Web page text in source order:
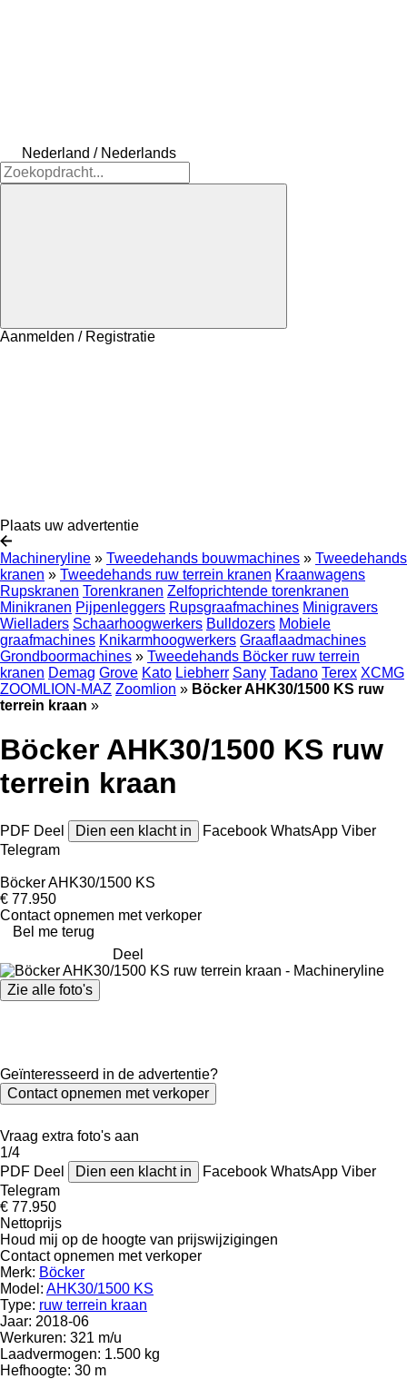
Nederland / Nederlands
Aanmelden / Registratie
Plaats uw advertentie
Machineryline » Tweedehands bouwmachines » Tweedehands
kranen » Tweedehands ruw terrein kranen Kraanwagens
Rupskranen Torenkranen Zelfoprichtende torenkranen
Minikranen Pijpenleggers Rupsgraafmachines Minigravers
Wielladers Schaarhoogwerkers Bulldozers Mobiele
graafmachines Knikarmhoogwerkers Graaflaadmachines
Grondboormachines » Tweedehands Böcker ruw terrein
kranen Demag Grove Kato Liebherr Sany Tadano Terex XCMG
ZOOMLION-MAZ Zoomlion » Böcker AHK30/1500 KS ruw
terrein kraan »
Böcker AHK30/1500 KS ruw
terrein kraan
PDF Deel Dien een klacht in Facebook WhatsApp Viber
Telegram
Böcker AHK30/1500 KS
€ 77.950
Contact opnemen met verkoper
Bel me terug
Deel
Zie alle foto's
Geïnteresseerd in de advertentie?
Contact opnemen met verkoper
Vraag extra foto's aan
1/4
PDF Deel Dien een klacht in Facebook WhatsApp Viber
Telegram
€ 77.950
Nettoprijs
Houd mij op de hoogte van prijswijzigingen
Contact opnemen met verkoper
Merk: Böcker
Model: AHK30/1500 KS
Type: ruw terrein kraan
Jaar: 2018-06
Werkuren: 321 m/u
Laadvermogen: 1.500 kg
Hefhoogte: 30 m